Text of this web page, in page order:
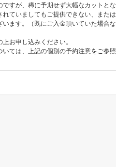
すが、稀に予期せず大幅なカットとな
ていましてもご提供できない、または
ます。（既にご入金頂いていた場合な
お申し込みください。
ては、上記の個別の予約注意をご参照